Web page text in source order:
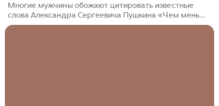
Многие мужчины обожают цитировать известные
слова Александра Сергеевича Пушкина «Чем меньше
женщину мы любим, тем больше нравимся мы ей» и